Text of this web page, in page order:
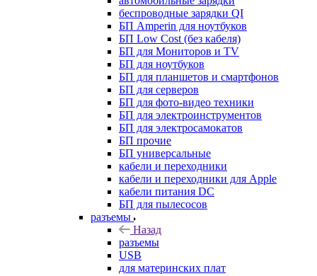
беспроводные зарядки QI
БП Amperin для ноутбуков
БП Low Cost (без кабеля)
БП для Мониторов и TV
БП для ноутбуков
БП для планшетов и смартфонов
БП для серверов
БП для фото-видео техники
БП для электроинструментов
БП для электросамокатов
БП прочие
БП универсальные
кабели и переходники
кабели и переходники для Apple
кабели питания DC
БП для пылесосов
разъемы
Назад
разъемы
USB
для материнских плат